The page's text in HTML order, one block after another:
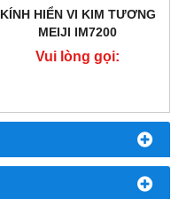
KÍNH HIỂN VI KIM TƯƠNG
MEIJI IM7200
Vui lòng gọi: